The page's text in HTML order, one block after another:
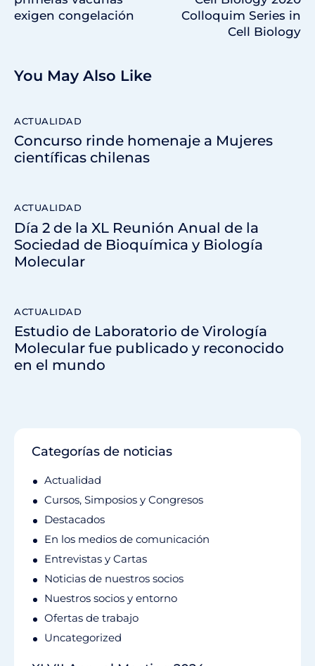
exigen congelación
Colloquim Series in
Cell Biology
You May Also Like
ACTUALIDAD
Concurso rinde homenaje a Mujeres
científicas chilenas
ACTUALIDAD
Día 2 de la XL Reunión Anual de la
Sociedad de Bioquímica y Biología
Molecular
ACTUALIDAD
Estudio de Laboratorio de Virología
Molecular fue publicado y reconocido
en el mundo
Categorías de noticias
Actualidad
Cursos, Simposios y Congresos
Destacados
En los medios de comunicación
Entrevistas y Cartas
Noticias de nuestros socios
Nuestros socios y entorno
Ofertas de trabajo
Uncategorized